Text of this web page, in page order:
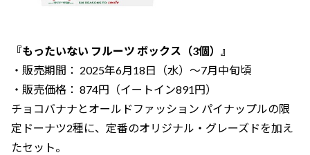
『もったいない フルーツ ボックス（3個）』
・販売期間： 2025年6月18日（水）～7月中旬頃
・販売価格： 874円（イートイン891円）
チョコバナナとオールドファッション パイナップルの限
定ドーナツ2種に、定番のオリジナル・グレーズドを加え
たセット。